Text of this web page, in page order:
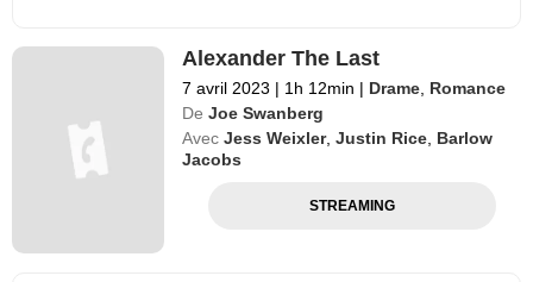
Alexander The Last
7 avril 2023 | 1h 12min | Drame Romance
De Joe Swanberg
Avec Jess Weixler,Justin Rice Barlow
Jacobs
STREAMING